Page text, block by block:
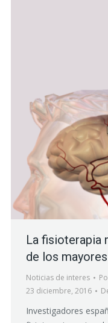
La fisioterapia
de los
Noticias de interes
23 diciembre, 2016
Investigadores